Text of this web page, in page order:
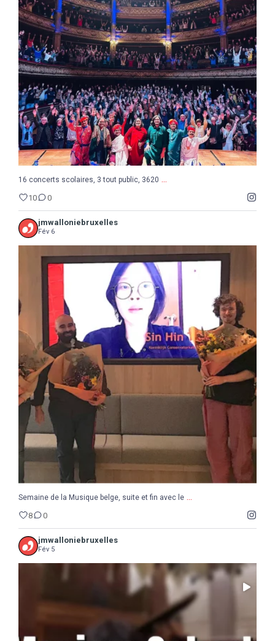
16 concerts scolaires, 3 tout public, 3620 ...
10 0
16 concerts scolaires, 3 tout public, 3620 ...
10 0
jmwalloniebruxelles
Fév 6
Semaine de la Musique belge, suite et fin avec le ...
Semaine de la Musique belge, suite et fin avec le ...
8 0
jmwalloniebruxelles
Fév 5